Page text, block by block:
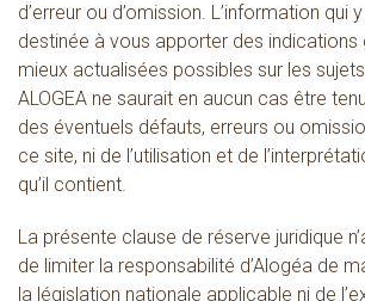
d’erreur ou d’omission. L’information qui
destinée à vous apporter des indications
mieux actualisées possibles sur les
ALOGEA ne saurait en aucun cas être
des éventuels défauts, erreurs ou
ce site, ni de l’utilisation et de
qu’il contient.
La présente clause de réserve juridique
de limiter la responsabilité d’Alogéa de
la législation nationale applicable ni de